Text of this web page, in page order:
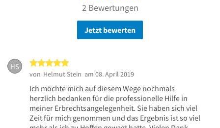
2 Bewertungen
Jetzt bewerten
HS
von Helmut Stein am 08. April 2019
Ich möchte mich auf diesem Wege nochmals
herzlich bedanken für die professionelle Hilfe in
meiner Erbrechtsangelegenheit. Sie haben sich viel
Zeit für mich genommen und das Ergebnis ist so viel